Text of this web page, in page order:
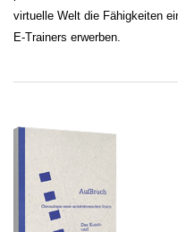
virtuelle Welt die Fähigkeiten
E-Trainers erwerben.